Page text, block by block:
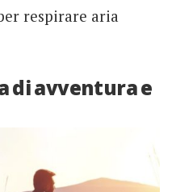
respirare aria
di avventura e